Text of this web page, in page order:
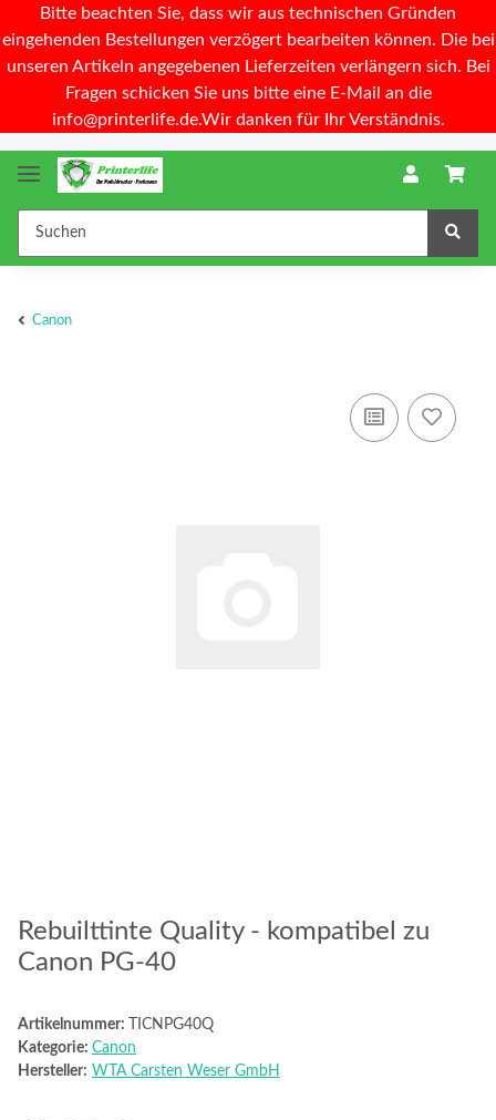
Bitte beachten Sie, dass wir aus technischen Gründen
eingehenden Bestellungen verzögert bearbeiten können. Die bei
unseren Artikeln angegebenen Lieferzeiten verlängern sich. Bei
Fragen schicken Sie uns bitte eine E-Mail an die
info@printerlife.de.Wir danken für Ihr Verständnis.
Canon
Rebuilttinte Quality - kompatibel zu
Canon PG-40
Artikelnummer:
TICNPG40Q
Kategorie: Canon
Hersteller: WTA Carsten Weser GmbH